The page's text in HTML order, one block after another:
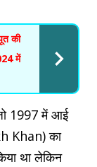
की
में
1997 में आई
Khan) का
था लेकिन